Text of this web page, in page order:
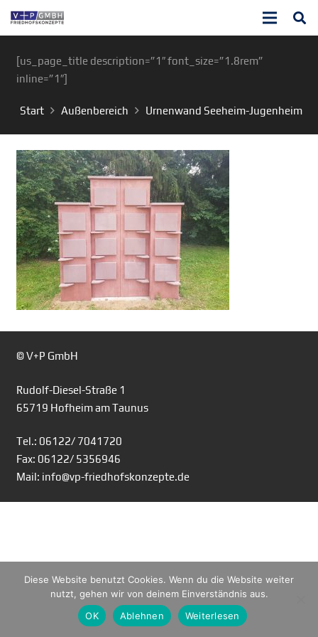
[us_page_title description=”1″ font_size=”1.8rem”
inline=”1″]
Start Außenbereich Urnenwand Seeheim-Jugenheim
© V+P GmbH
Rudolf-Diesel-Straße 1
65719 Hofheim am Taunus
Tel.: 06122/ 7041720
Fax: 06122/ 5356946
Mail: info@vp-friedhofskonzepte.de
Diese Website benutzt Cookies. Wenn du die Website weiter
nutzt, gehen wir von deinem Einverständnis aus.
OK
Ablehnen Weiterlesen